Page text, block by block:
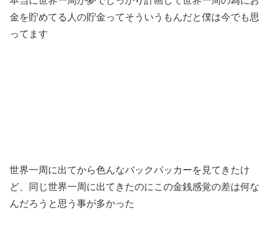
金を貯めてる人の貯金ってそういうもんだと僕は今でも思
ってます
世界一周に出てから色んなバックパッカーを見てきたけ
ど、同じ世界一周に出てきたのにこの金銭感覚の差は何な
んだろうと思う事が多かった